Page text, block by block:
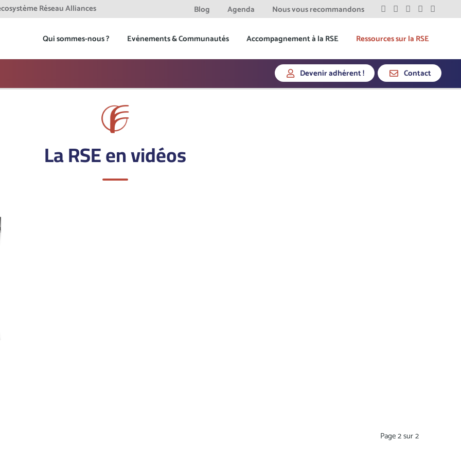
Réseau Alliances Blog Agenda Nous vous recommandons
Qui sommes-nous ? Evénements & Communautés Accompagnement à la RSE Ressources sur la RSE
Devenir adhérent ! Contact
La RSE en vidéos
Page 2 sur 2